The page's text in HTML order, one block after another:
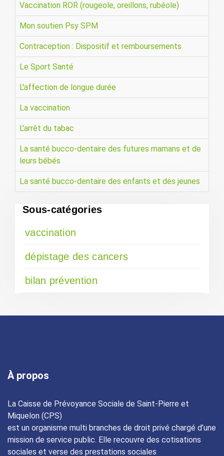
Vaccination ROR (rougeole, oreillons, rubéole)
Mon soutien Psy SPM
Contraception : Dispositif et remboursements
Le Sport Santé
L'affection de longue durée
La vaccination
L'arrêt du tabac
La santé bucco-dentaire des futures mamans et de
leurs bébés
La santé bucco-dentaire des enfants et des jeunes
Sous-catégories
vaccination
dépistage des cancers
bilan prévention
À propos
La Caisse de Prévoyance Sociale de Saint-Pierre et
Miquelon (CPS)
est un organisme multi branches de droit privé chargé d’une
mission de service public. Elle recouvre des cotisations
sociales et verse des prestations sociales